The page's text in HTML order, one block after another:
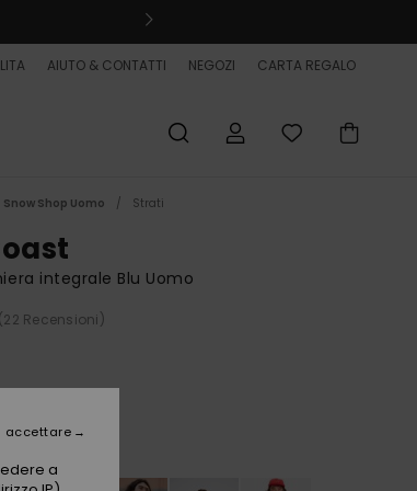
AIUTO & CONTATTI NEGOZI CARTA REGALO
Snow Shop Uomo Strati
integrale Blu Uomo
(22 Recensioni)
a
accettare